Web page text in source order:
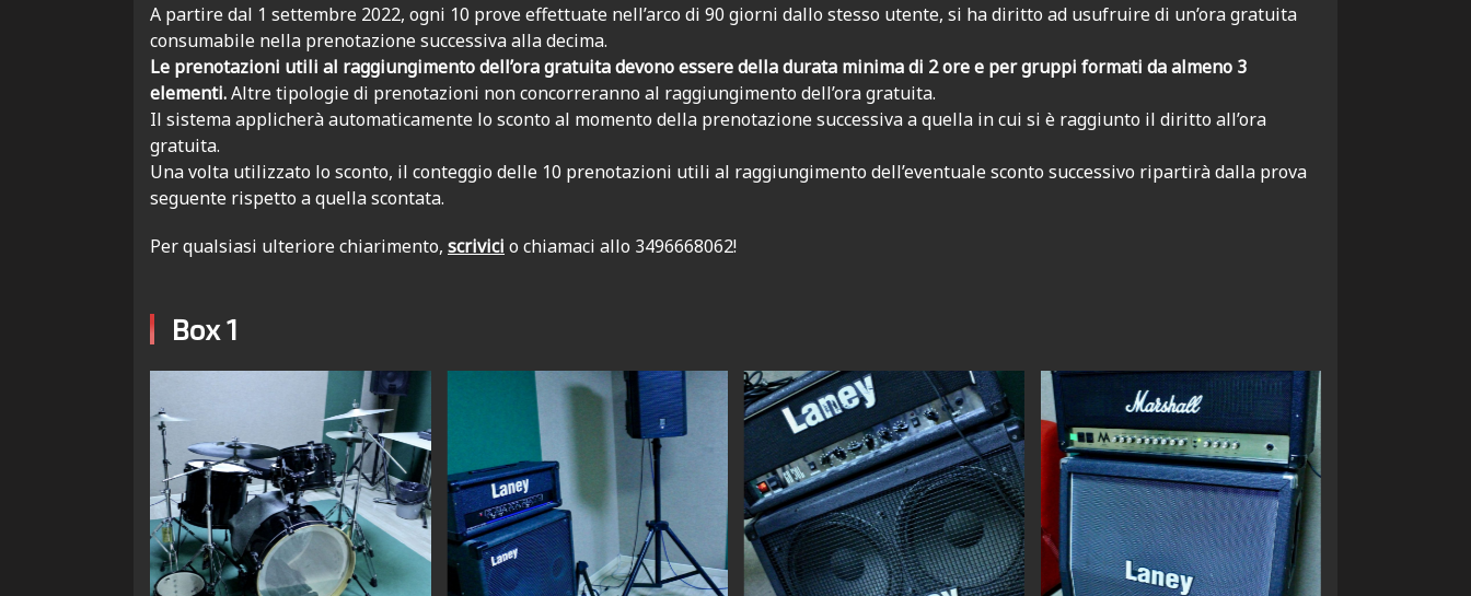
A partire dal 1 settembre 2022, ogni 10 prove effettuate nell’arco di 90 giorni dallo stesso utente, si ha diritto ad usufruire di un’ora gratuita
consumabile nella prenotazione successiva alla decima.
Le prenotazioni utili al raggiungimento dell’ora gratuita devono essere della durata minima di 2 ore e per gruppi formati da almeno 3
elementi.Altre tipologie di prenotazioni non concorreranno al raggiungimento dell’ora gratuita.
Il sistema applicherà automaticamente lo sconto al momento della prenotazione successiva a quella in cui si è raggiunto il diritto all’ora
gratuita.
Una volta utilizzato lo sconto, il conteggio delle 10 prenotazioni utili al raggiungimento dell’eventuale sconto successivo ripartirà dalla prova
seguente rispetto a quella scontata.
Per qualsiasi ulteriore chiarimento, scrivici o chiamaci allo 3496668062!
Box 1